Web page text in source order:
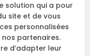
solution qui a pour
site et de vous
personnalisées
partenaires.
d’adapter leur